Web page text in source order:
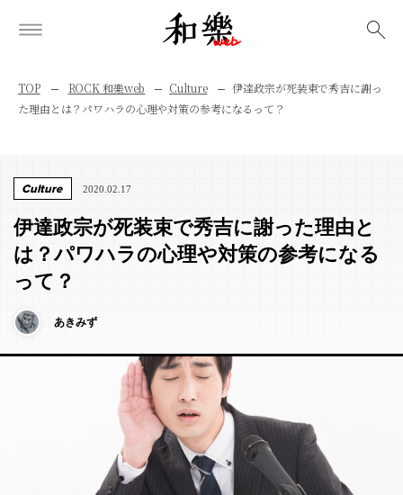
TOP ROCK 和樂web Culture
伊達政宗が死装束で秀吉に謝っ
た理由とは？パワハラの心理や対策の参考になるって？
Culture 2020.02.17
伊達政宗が死装束で秀吉に謝った理由と
は？パワハラの心理や対策の参考になる
って？
あきみず